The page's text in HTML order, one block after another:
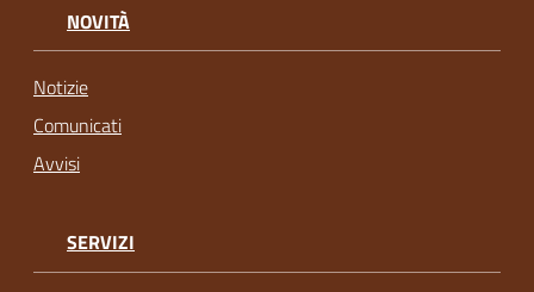
NOVITÀ
Notizie
Comunicati
Avvisi
SERVIZI